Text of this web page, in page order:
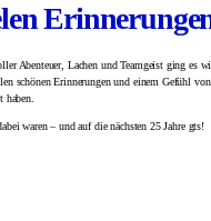
Abenteuer, Lachen und Teamgeist ging es
schönen Erinnerungen und einem Gefühl
haben.
waren – und auf die nächsten 25 Jahre gts!